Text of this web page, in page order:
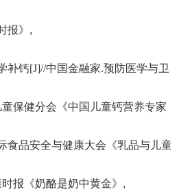
报》 ,
钙[J]//中国金融家.预防医学与卫
保健分会《中国儿童钙营养专家
食品安全与健康大会《乳品与儿童
报《奶酪是奶中黄金》 ,